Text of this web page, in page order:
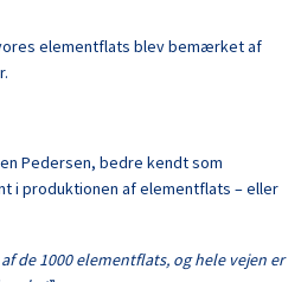
elementflats blev bemærket af
Pedersen, bedre kendt som
i produktionen af elementflats – eller
de 1000 elementflats, og hele vejen er